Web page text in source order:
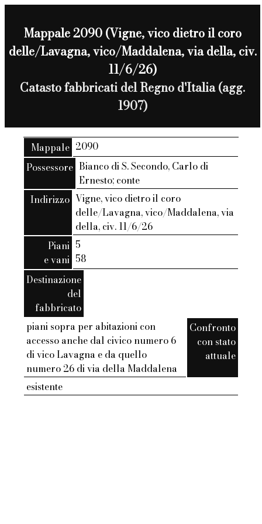
Mappale 2090 (Vigne, vico dietro il coro
delle/Lavagna, vico/Maddalena, via della, civ.
11/6/26)
Catasto fabbricati del Regno d'Italia (agg.
1907)
Mappale 2090
Possessore Bianco di S. Secondo, Carlo di
Ernesto; conte
Indirizzo Vigne, vico dietro il coro
delle/Lavagna, vico/Maddalena, via
della, civ. 11/6/26
Piani
e vani
5
58
Destinazione
del
fabbricato
piani sopra per abitazioni con
accesso anche dal civico numero 6
di vico Lavagna e da quello
numero 26 di via della Maddalena
Confronto
con stato
attuale
esistente